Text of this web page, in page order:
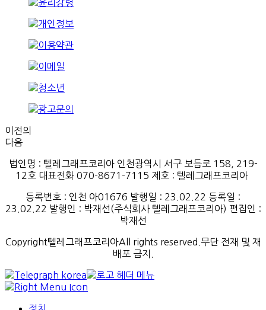
이전의
다음
법인명 : 텔레그래프코리아 인천광역시 서구 보듬로 158, 219-
12호 대표전화 070-8671-7115 제호 : 텔레그래프코리아
등록번호 : 인천 아01676 발행일 : 23.02.22 등록일 :
23.02.22 발행인 : 박재선(주식회사텔레그래프코리아) 편집인 :
박재선
Copyright텔레그래프코리아All rights reserved.무단 전재 및 재
배포 금지.